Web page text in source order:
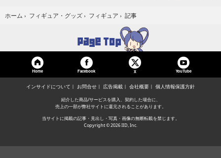
ホーム › フィギュア・グッズ › フィギュア › 記事
Home Facebook X YouTube
インサイドについて お問合せ 広告掲載 会社概要 個人情報保護方針
紹介した商品/サービスを購入、契約した場合に、
売上の一部が弊社サイトに還元されることがあります。
当サイトに掲載の記事・見出し・写真・画像の無断転載を禁じます。
Copyright © 2026 IID, Inc.